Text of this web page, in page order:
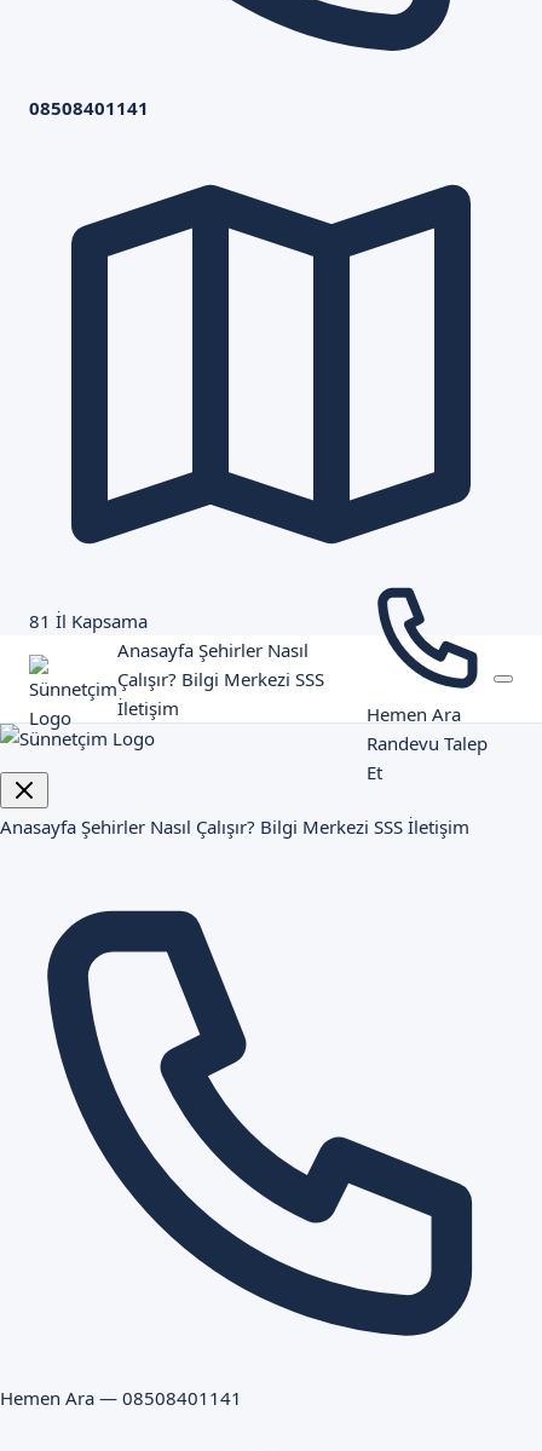
08508401141
81 İl Kapsama
Anasayfa Şehirler Nasıl
Çalışır? Bilgi Merkezi SSS
İletişim
Hemen Ara
Randevu Talep
Et
Anasayfa Şehirler Nasıl Çalışır? Bilgi Merkezi SSS İletişim
Hemen Ara — 08508401141